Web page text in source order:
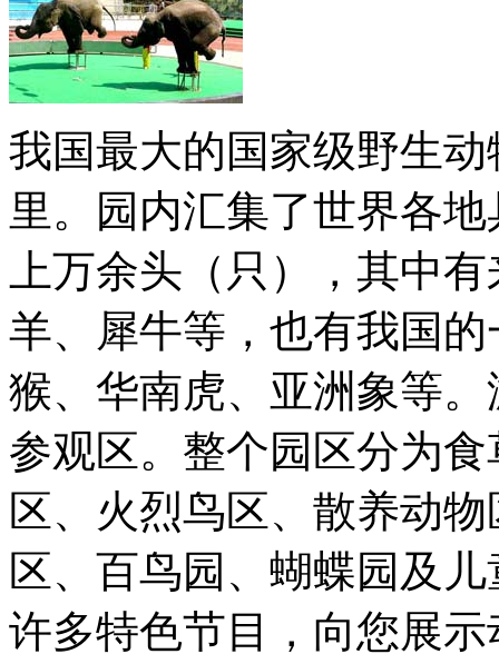
我国最大的国家级野生
里。园内汇集了世界各
上万余头（只），其中
羊、犀牛等，也有我国
猴、华南虎、亚洲象等
参观区。整个园区分为
区、火烈鸟区、散养动
区、百鸟园、蝴蝶园及
许多特色节目，向您展